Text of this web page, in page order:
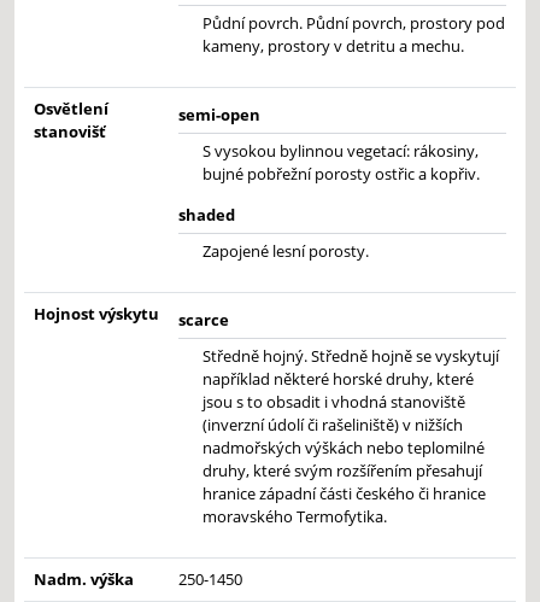
Půdní povrch. Půdní povrch, prostory pod
kameny, prostory v detritu a mechu.
Osvětlení
stanovišť
semi-open
S vysokou bylinnou vegetací: rákosiny,
bujné pobřežní porosty ostřic a kopřiv.
shaded
Zapojené lesní porosty.
Hojnost výskytu
scarce
Středně hojný. Středně hojně se vyskytují
například některé horské druhy, které
jsou s to obsadit i vhodná stanoviště
(inverzní údolí či rašeliniště) v nižších
nadmořských výškách nebo teplomilné
druhy, které svým rozšířením přesahují
hranice západní části českého či hranice
moravského Termofytika.
Nadm. výška 250-1450